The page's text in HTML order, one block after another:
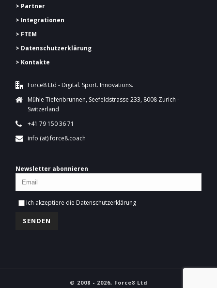
> Partner
> Integrationen
> FTEM
> Datenschutzerklärung
> Kontakte
Force8 Ltd - Digital. Sport. Innovations.
Mühle Tiefenbrunnen, Seefeldstrasse 233, 8008 Zurich -
Switzerland
+41 79 150 36 71
info (at) force8.coach
Newsletter abonnieren
Ich akzeptiere die Datenschutzerklärung
© 2008 - 2026, Force8 Ltd